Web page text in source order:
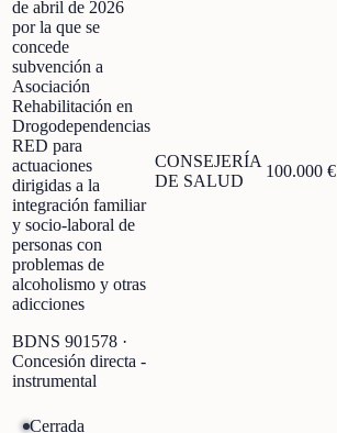
de abril de 2026
por la que se
concede
subvención a
Asociación
Rehabilitación en
Drogodependencias
RED para
actuaciones
dirigidas a la
integración familiar
y socio-laboral de
personas con
problemas de
alcoholismo y otras
adicciones
BDNS 901578 ·
Concesión directa -
instrumental
CONSEJERÍA
DE SALUD
100.000 €
Cerrada